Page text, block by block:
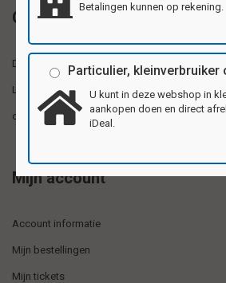
Over ons
De webshop voor verantwoord en creatief
Leerzaam en uniek materiaal voor ouders en
opvoeden van kinderen nog leuker maken!
Mijn account
Account informatie
Mijn bestellingen
Mijn tickets
Betalingen kunnen op rekening.
Particulier, kleinverbruiker
U kunt in deze webshop in
aankopen doen en direct
iDeal.